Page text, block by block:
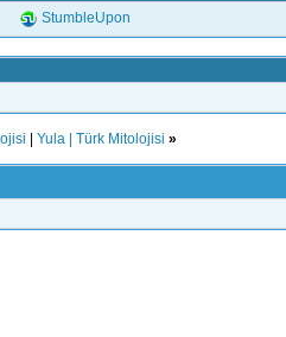
StumbleUpon
Yula | Türk Mitolojisi »